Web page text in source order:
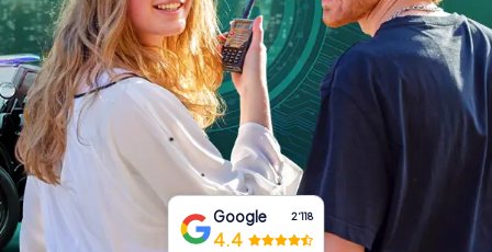
Tickets buchen
Gutscheine bestellen
Google 2‘118
4.4